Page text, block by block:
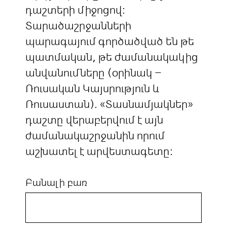
դաշտերի միջոցով:
Տարածաշրջանների
պարագայում գործածված են թե
պատմական, թե ժամանակակից
անվանումները (օրինակ –
Ռուսական Կայսրություն և
Ռուսաստան). «Տասնամյակներ»
դաշտը վերաբերվում է այն
ժամանակաշրջանին որում
աշխատել է արվեստագետը:
Բանալի բառ